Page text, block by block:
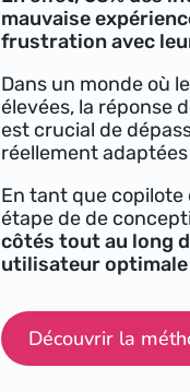
mauvaise
frustration avec
Dans un monde où
élevées, la réponse
est crucial de
réellement
En tant que
étape de de
côtés tout au long
utilisateur optimale
Découvrir la